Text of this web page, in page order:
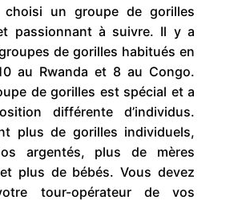
choisi un groupe de gorilles
passionnant à suivre. Il y a
de gorilles habitués en
au Rwanda et 8 au Congo.
de gorilles est spécial et a
différente d’individus.
plus de gorilles individuels,
argentés, plus de mères
plus de bébés. Vous devez
tour-opérateur de vos